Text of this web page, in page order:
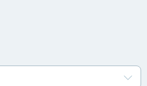
etapas, cronograma e
iniciar os estudos, confira os
de Seropédica RJ!